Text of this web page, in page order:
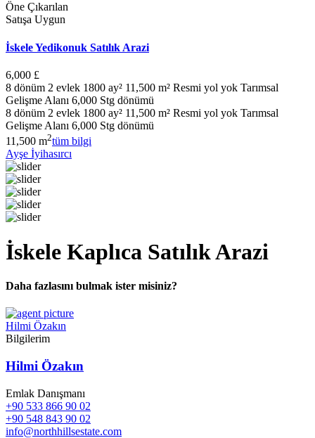
Öne Çıkarılan
Satışa Uygun
İskele Yedikonuk Satılık Arazi
6,000 £
8 dönüm 2 evlek 1800 ay² 11,500 m² Resmi yol yok Tarımsal
Gelişme Alanı 6,000 Stg dönümü
8 dönüm 2 evlek 1800 ay² 11,500 m² Resmi yol yok Tarımsal
Gelişme Alanı 6,000 Stg dönümü
11,500 m2tüm bilgi
Ayşe İyihasırcı
İskele Kaplıca Satılık Arazi
Daha fazlasını bulmak ister misiniz?
Hilmi Özakın
Bilgilerim
Hilmi Özakın
Emlak Danışmanı
+90 533 866 90 02
+90 548 843 90 02
info@northhillsestate.com